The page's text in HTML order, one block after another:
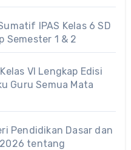
IPAS Kelas 6 SD
Semester 1 & 2
VI Lengkap Edisi
Guru Semua Mata
Pendidikan Dasar dan
tentang